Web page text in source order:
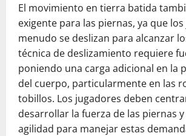
El movimiento en tierra batida
exigente para las piernas, ya que
menudo se deslizan para alcanzar
técnica de deslizamiento requiere
poniendo una carga adicional en la
del cuerpo, particularmente en las
tobillos. Los jugadores deben
desarrollar la fuerza de las piernas
agilidad para manejar estas